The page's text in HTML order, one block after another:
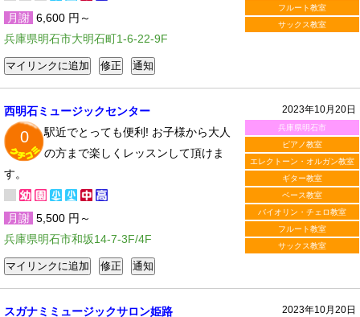
フルート教室
サックス教室
月謝 6,600 円～
兵庫県明石市大明石町1-6-22-9F
2023年10月20日
兵庫県明石市
ピアノ教室
エレクトーン・オルガン教室
ギター教室
ベース教室
バイオリン・チェロ教室
フルート教室
サックス教室
西明石ミュージックセンター
0
駅近でとっても便利! お子様から大人
の方まで楽しくレッスンして頂けま
す。
月謝 5,500 円～
兵庫県明石市和坂14-7-3F/4F
2023年10月20日
スガナミミュージックサロン姫路